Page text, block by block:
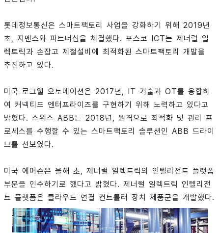
롯데정보통신은 스마트팩토리 사업을 강화하기 위해 2019년
초, 지멘스와 파트너십을 체결했다. 포스코 ICT는 제너럴 일
렉트릭과 손잡고 제철설비에 최적화된 스마트팩토리 개발을
추진하고 있다.
미국 로크웰 오토메이션은 2017년, IT 기술과 OT를 융합하
여 커넥티드 엔터프라이즈를 구현하기 위해 노력하고 있다고
밝혔다. 스위스 ABB는 2018년, 원격으로 최적화 및 관리 프
로세스를 수행할 수 있는 스마트팩토리 솔루션인 ABB 드라이
브를 선보였다.
미국 에머슨은 올해 초, 제너럴 일렉트릭의 인텔리전트 플랫폼
부문을 인수하기로 했다고 밝혔다. 제너럴 일렉트릭 인텔리전
트 플랫폼은 클라우드 연결 컨트롤러 장치 제품군을 개발했다.